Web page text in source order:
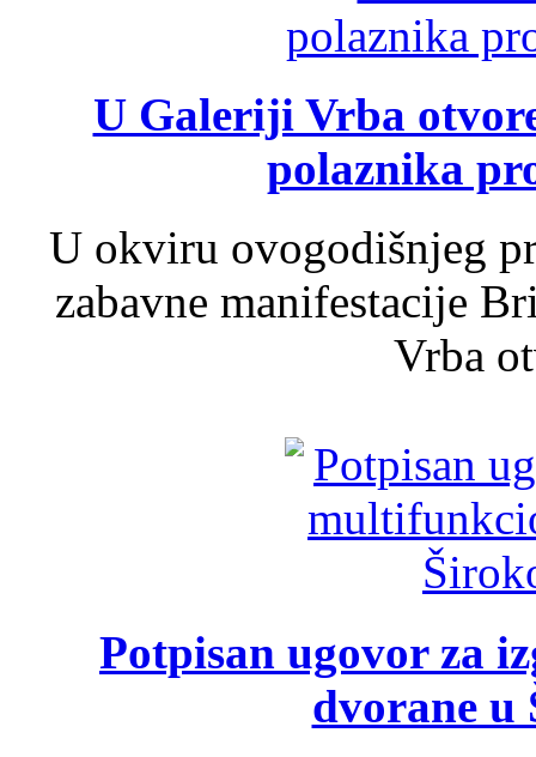
U Galeriji Vrba
polaznika
U okviru ovogodišnjeg
zabavne manifestacije
Vrba
Potpisan ugovor za
dvorane u